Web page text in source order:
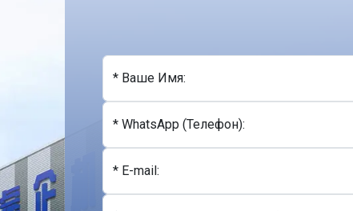
* Ваше Имя:
* WhatsApp (Телефон):
* E-mail: